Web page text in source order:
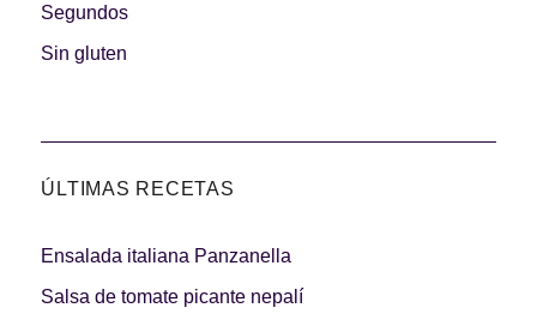
Segundos
Sin gluten
ÚLTIMAS RECETAS
Ensalada italiana Panzanella
Salsa de tomate picante nepalí